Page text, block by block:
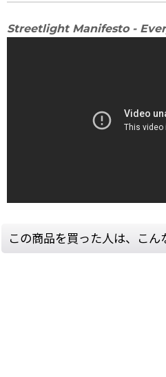
Streetlight Manifesto -
この商品を買った人は、こん